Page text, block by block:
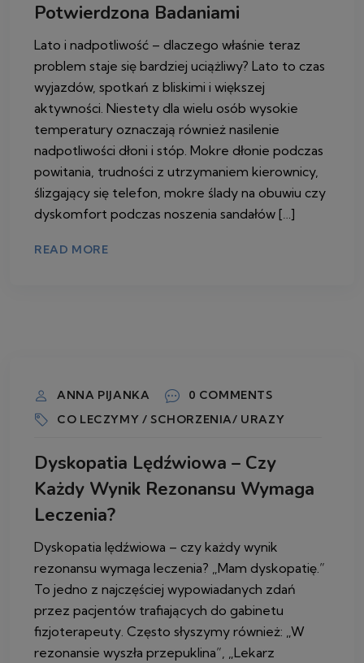
Potwierdzona Badaniami
Lato i nadpotliwość – dlaczego właśnie teraz
problem staje się bardziej uciążliwy? Lato to czas
wyjazdów, spotkań z bliskimi i większej
aktywności. Niestety dla wielu osób wysokie
temperatury oznaczają również nasilenie
nadpotliwości dłoni i stóp. Mokre dłonie podczas
powitania, trudności z utrzymaniem kierownicy,
ślizgający się telefon, mokre ślady na obuwiu czy
dyskomfort podczas noszenia sandałów […]
READ MORE
ANNA PIJANKA
0 COMMENTS
CO LECZYMY / SCHORZENIA/ URAZY
Dyskopatia Lędźwiowa – Czy
Każdy Wynik Rezonansu Wymaga
Leczenia?
Dyskopatia lędźwiowa – czy każdy wynik
rezonansu wymaga leczenia? „Mam dyskopatię.”
To jedno z najczęściej wypowiadanych zdań
przez pacjentów trafiających do gabinetu
fizjoterapeuty. Często słyszymy również: „W
rezonansie wyszła przepuklina”, „Lekarz